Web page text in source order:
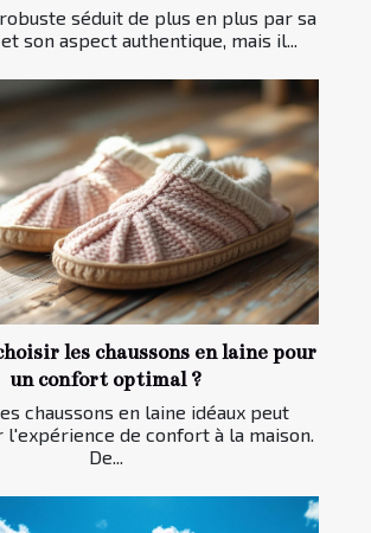
séduit de plus en plus par sa
son aspect authentique, mais il...
les chaussons en laine pour
un confort optimal ?
chaussons en laine idéaux peut
de confort à la maison.
De...